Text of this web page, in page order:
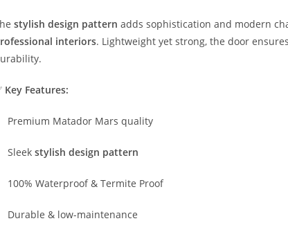
stylish design pattern adds sophistication and modern
interiors. Lightweight yet strong, the door
Key Features:
Premium Matador Mars quality
Sleek stylish design pattern
100% Waterproof & Termite Proof
Durable & low-maintenance